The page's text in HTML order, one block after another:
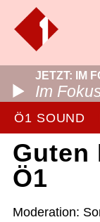
JETZT: IM
Im
Ö1 SOUND
Guten
Ö1
Moderation: